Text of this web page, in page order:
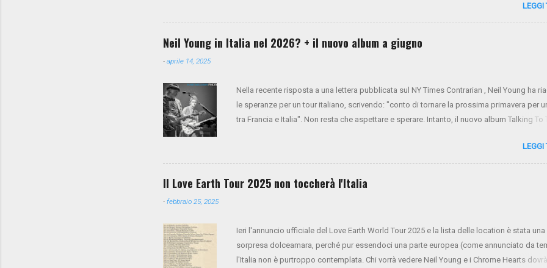
cori), Anthony LoGerfo (batteria) e Neil Young (voce, chitarra, piano). Da oggi i biglietti
presale su NYA . Mercoledì 26 e giovedì 27 verrà aperto il presale di Virgin Radio. Da
la vendita generale sarà aperta tramite Ticketone . Ecco il tour completo:
LEGGI
Neil Young in Italia nel 2026? + il nuovo album a giugno
- aprile 14, 2025
Nella recente risposta a una lettera pubblicata sul NY Times Contrarian , Neil Young ha
le speranze per un tour italiano, scrivendo: "conto di tornare la prossima primavera per
tra Francia e Italia". Non resta che aspettare e sperare. Intanto, il nuovo album Talking To
LEGGI
Il Love Earth Tour 2025 non toccherà l'Italia
- febbraio 25, 2025
Ieri l'annuncio ufficiale del Love Earth World Tour 2025 e la lista delle location è stata una
sorpresa dolceamara, perché pur essendoci una parte europea (come annunciato da
l'Italia non è purtroppo contemplata. Chi vorrà vedere Neil Young e i Chrome Hearts dovrà